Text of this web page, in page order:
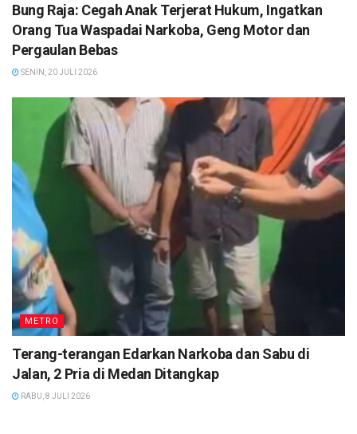
Bung Raja: Cegah Anak Terjerat Hukum, Ingatkan
Orang Tua Waspadai Narkoba, Geng Motor dan
Pergaulan Bebas
SENIN, 20 JULI 2026
METRO
Terang-terangan Edarkan Narkoba dan Sabu di
Jalan, 2 Pria di Medan Ditangkap
RABU, 8 JULI 2026